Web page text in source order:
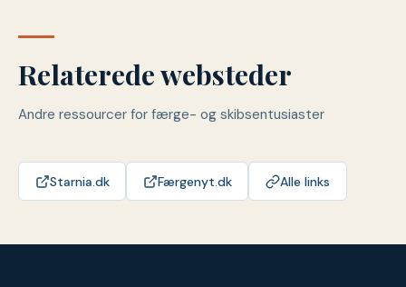
Relaterede websteder
Andre ressourcer for færge- og skibsentusiaster
Starnia.dk Færgenyt.dk Alle links